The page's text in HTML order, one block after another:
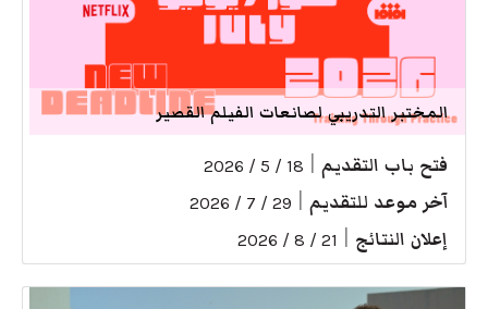
المختبر التدريبي لصانعات الفيلم القصير
فتح باب التقديم 18 / 5 / 2026
آخر موعد للتقديم 29 / 7 / 2026
إعلان النتائج 21 / 8 / 2026